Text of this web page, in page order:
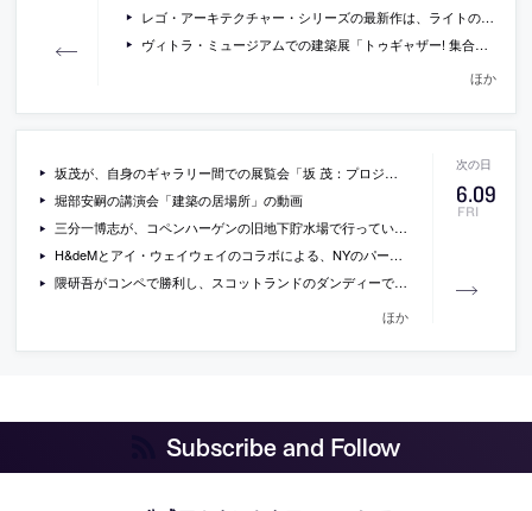
レゴ・アーキテクチャー・シリーズの最新作は、ライトの「グッゲンハイム美術館」の改訂版だそう
ヴィトラ・ミュージアムでの建築展「トゥギャザー! 集合体の新しい建築」の会場写真
ほか
6.09
FRI
坂茂が、自身のギャラリー間での展覧会「坂 茂：プロジェクツ・イン・プログレス」を解説している動画
堀部安嗣の講演会「建築の居場所」の動画
三分一博志が、コペンハーゲンの旧地下貯水場で行っている大規模なインスタレーション「The Water」の様子とインタビュー(日本語)を収録した動画
H&deMとアイ・ウェイウェイのコラボによる、NYのパークアベニュー・アーモリーでの、インタラクティブなインスタレーション作品「hansel & gretel」の写真
隈研吾がコンペで勝利し、スコットランドのダンディーで建設が進められているヴィクトリア&アルバート博物館・新館の現場をドローンで撮影した動画
ほか
Subscribe and Follow